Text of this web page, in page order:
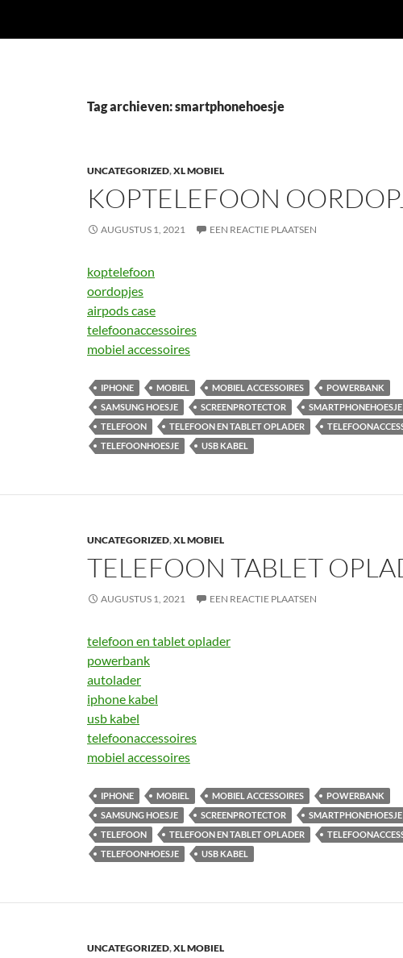
Tag archieven: smartphonehoesje
UNCATEGORIZED,XL MOBIEL
KOPTELEFOON
AUGUSTUS 1, 2021 EEN REACTIE PLAATSEN
koptelefoon
oordopjes
airpods case
telefoonaccessoires
mobiel accessoires
IPHONE MOBIEL MOBIEL ACCESSOIRES
POWERBANK
SAMSUNG HOESJE
SCREENPROTECTOR SMARTPHONEHOESJE
TELEFOON
TELEFOON EN TABLET OPLADER
TELEFOONHOESJE
USB KABEL
UNCATEGORIZED,XL MOBIEL
TELEFOON TABLET
AUGUSTUS 1, 2021 EEN REACTIE PLAATSEN
telefoon en tablet oplader
powerbank
autolader
iphone kabel
usb kabel
telefoonaccessoires
mobiel accessoires
IPHONE MOBIEL MOBIEL ACCESSOIRES
POWERBANK
SAMSUNG HOESJE
SCREENPROTECTOR SMARTPHONEHOESJE
TELEFOON
TELEFOON EN TABLET OPLADER
TELEFOONHOESJE
USB KABEL
UNCATEGORIZED,XL MOBIEL